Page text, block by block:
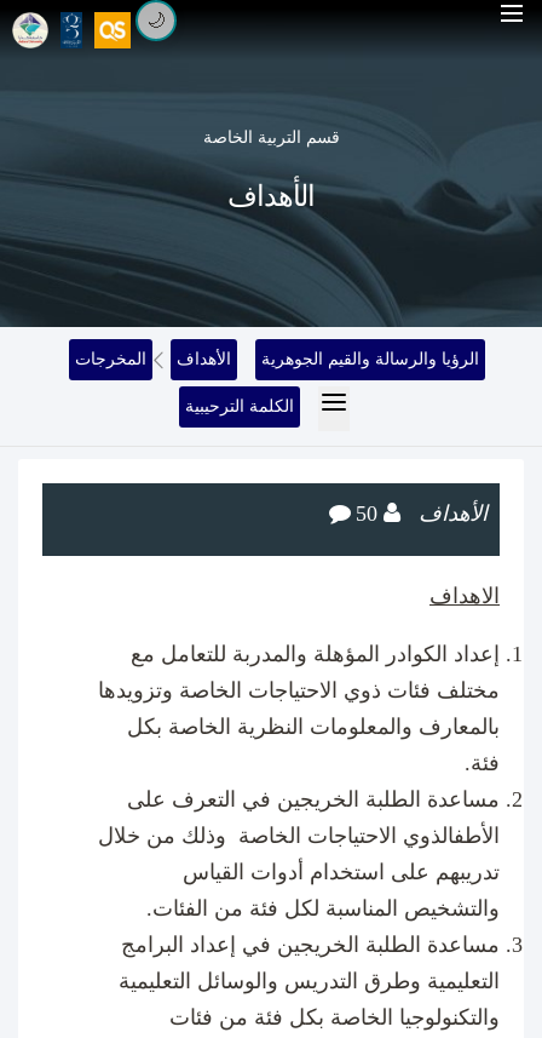
🌙
قسم التربية الخاصة
الأهداف
المخرجات الأهداف الرؤيا والرسالة والقيم الجوهرية
الكلمة الترحيبية
الأهداف 50
الاهداف
إعداد الكوادر المؤهلة والمدربة للتعامل مع
مختلف فئات ذوي الاحتياجات الخاصة وتزويدها
بالمعارف والمعلومات النظرية الخاصة بكل
فئة.
مساعدة الطلبة الخريجين في التعرف على
الأطفالذوي الاحتياجات الخاصة وذلك من خلال
تدريبهم على استخدام أدوات القياس
والتشخيص المناسبة لكل فئة من الفئات.
مساعدة الطلبة الخريجين في إعداد البرامج
التعليمية وطرق التدريس والوسائل التعليمية
والتكنولوجيا الخاصة بكل فئة من فئات